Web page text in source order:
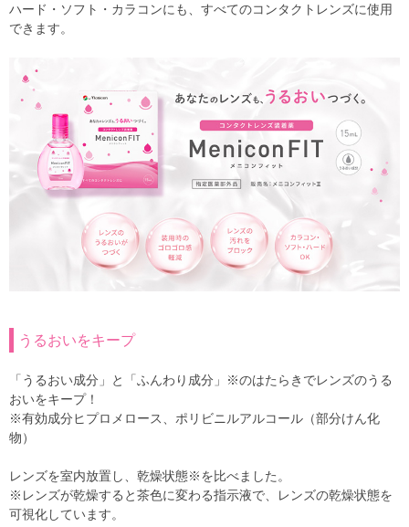
ハード・ソフト・カラコンにも、すべてのコンタクトレンズに使用
できます。
うるおいをキープ
「うるおい成分」と「ふんわり成分」※のはたらきでレンズのうる
おいをキープ！
※有効成分ヒプロメロース、ポリビニルアルコール（部分けん化
物）
レンズを室内放置し、乾燥状態※を比べました。
※レンズが乾燥すると茶色に変わる指示液で、レンズの乾燥状態を
可視化しています。